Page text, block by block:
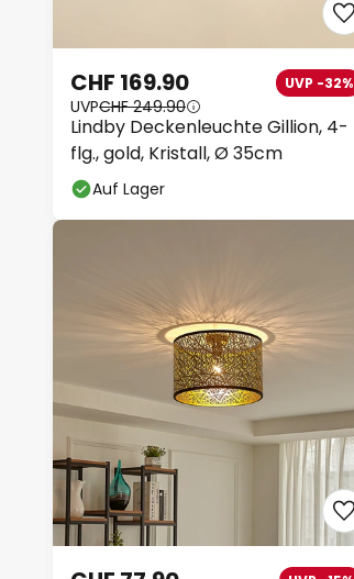
Lindby Deckenleuchte Gillion, 4-
flg., gold, Kristall, Ø 35cm
CHF 169.90 UVP -32%
UVPCHF 249.90
Auf Lager